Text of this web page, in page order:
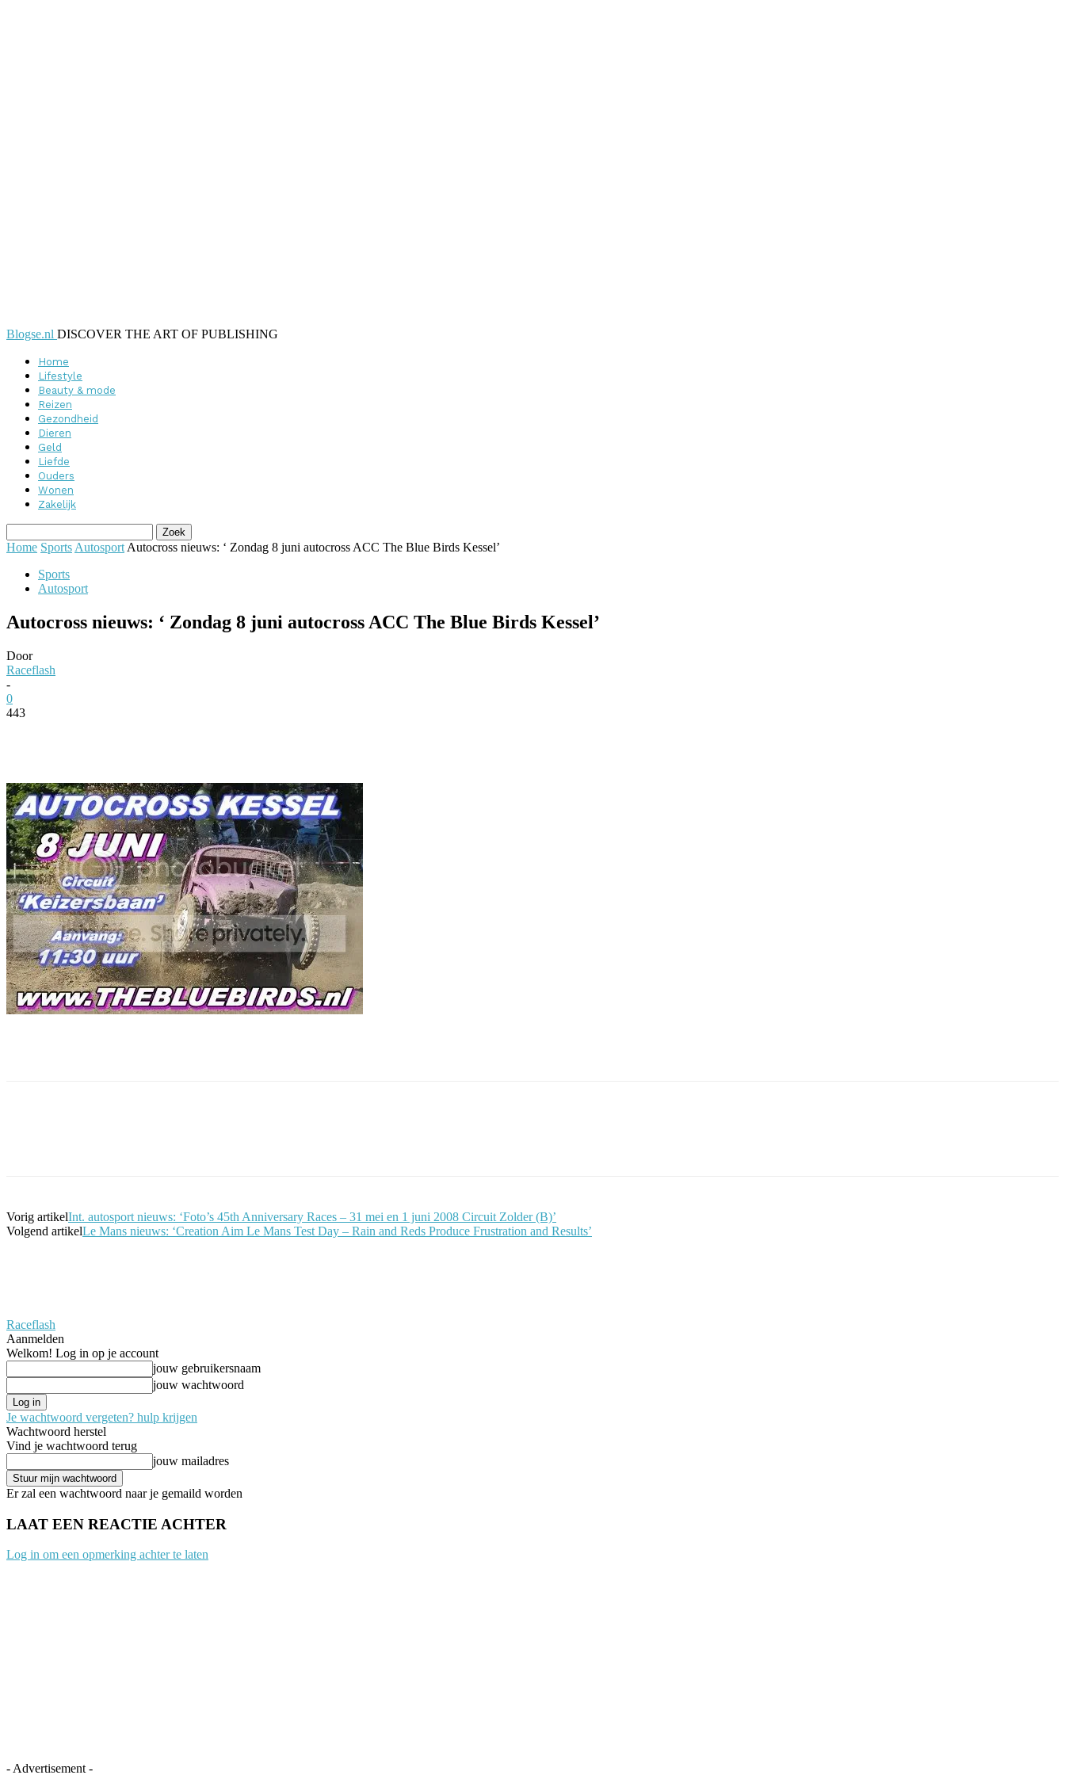
Blogse.nl DISCOVER THE ART OF PUBLISHING
Home
Lifestyle
Beauty & mode
Reizen
Gezondheid
Dieren
Geld
Liefde
Ouders
Wonen
Zakelijk
Home Sports Autosport Autocross nieuws: ‘ Zondag 8 juni autocross ACC The Blue Birds Kessel’
Sports
Autosport
Autocross nieuws: ‘ Zondag 8 juni autocross ACC The Blue Birds Kessel’
Door
Raceflash
-
0
443
Vorig artikelInt. autosport nieuws: ‘Foto’s 45th Anniversary Races – 31 mei en 1 juni 2008 Circuit Zolder (B)’
Volgend artikelLe Mans nieuws: ‘Creation Aim Le Mans Test Day – Rain and Reds Produce Frustration and Results’
Raceflash
Aanmelden
Welkom! Log in op je account
jouw gebruikersnaam
jouw wachtwoord
Je wachtwoord vergeten? hulp krijgen
Wachtwoord herstel
Vind je wachtwoord terug
jouw mailadres
Er zal een wachtwoord naar je gemaild worden
LAAT EEN REACTIE ACHTER
Log in om een opmerking achter te laten
- Advertisement -